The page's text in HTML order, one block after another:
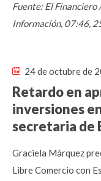
Fuente: El
Información, 07:46,
24 de octubre de
Retardo en
inversiones
secretaria de
Graciela Márquez
Libre Comercio con